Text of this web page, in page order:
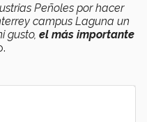
Peñoles por hacer
campus Laguna un
gusto, el más importante